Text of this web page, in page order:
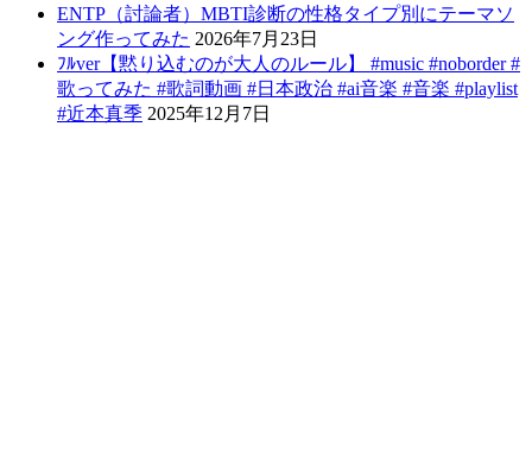
ENTP（討論者）MBTI診断の性格タイプ別にテーマソ
ング作ってみた 2026年7月23日
ﾌﾙver【黙り込むのが大人のルール】 #music #noborder #
歌ってみた #歌詞動画 #日本政治 #ai音楽 #音楽 #playlist
#近本真季 2025年12月7日